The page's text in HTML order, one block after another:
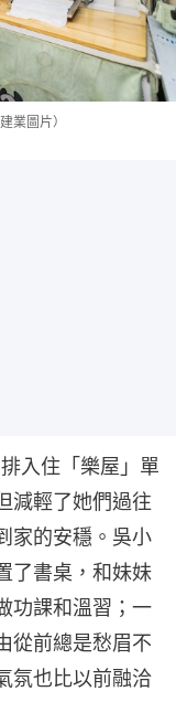
業圖片）
入住「樂屋」單
減輕了她們過往
家的安穩。吳小
了書桌，和妹妹
功課和溫習；一
從前總是愁眉不
氛也比以前融洽